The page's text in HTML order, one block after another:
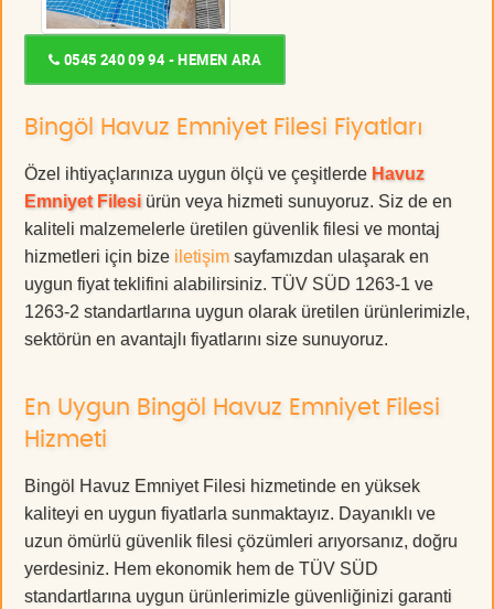
0545 240 09 94 - HEMEN ARA
Bingöl Havuz Emniyet Filesi Fiyatları
Özel ihtiyaçlarınıza uygun ölçü ve çeşitlerde Havuz
Emniyet Filesi ürün veya hizmeti sunuyoruz. Siz de en
kaliteli malzemelerle üretilen güvenlik filesi ve montaj
hizmetleri için bize iletişim sayfamızdan ulaşarak en
uygun fiyat teklifini alabilirsiniz. TÜV SÜD 1263-1 ve
1263-2 standartlarına uygun olarak üretilen ürünlerimizle,
sektörün en avantajlı fiyatlarını size sunuyoruz.
En Uygun Bingöl Havuz Emniyet Filesi
Hizmeti
Bingöl Havuz Emniyet Filesi hizmetinde en yüksek
kaliteyi en uygun fiyatlarla sunmaktayız. Dayanıklı ve
uzun ömürlü güvenlik filesi çözümleri arıyorsanız, doğru
yerdesiniz. Hem ekonomik hem de TÜV SÜD
standartlarına uygun ürünlerimizle güvenliğinizi garanti